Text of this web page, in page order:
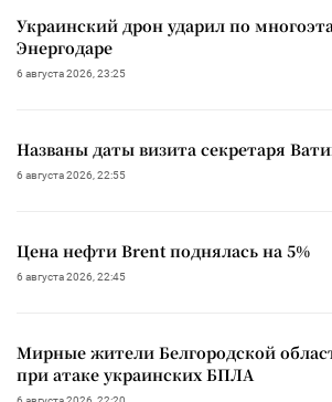
Украинский дрон ударил по
Энергодаре
6 августа 2026, 23:25
Названы даты визита секретаря
6 августа 2026, 22:55
Цена нефти Brent поднялась на 5%
6 августа 2026, 22:45
Мирные жители Белгородской
при атаке украинских БПЛА